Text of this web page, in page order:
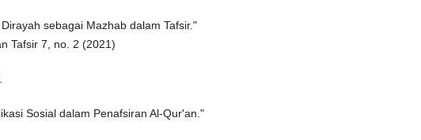
sebagai Mazhab dalam Tafsir."
Tafsir 7, no. 2 (2021)
.
Sosial dalam Penafsiran Al-Qur'an."